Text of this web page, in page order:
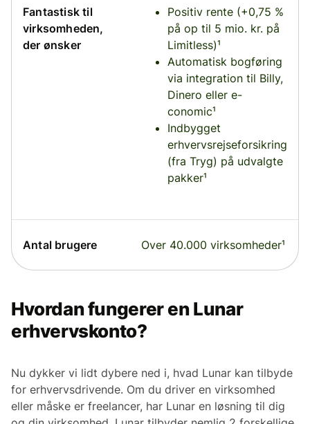
Fantastisk til
virksomheden,
der ønsker
Positiv rente (+0,75 %
på op til 5 mio. kr. på
Limitless)¹
Automatisk bogføring
via integration til Billy,
Dinero eller e-
conomic¹
Indbygget
erhvervsrejseforsikring
(fra Tryg) på udvalgte
pakker¹
Antal brugere Over 40.000 virksomheder¹
Hvordan fungerer en Lunar
erhvervskonto?
Nu dykker vi lidt dybere ned i, hvad Lunar kan tilbyde
for erhvervsdrivende. Om du driver en virksomhed
eller måske er freelancer, har Lunar en løsning til dig